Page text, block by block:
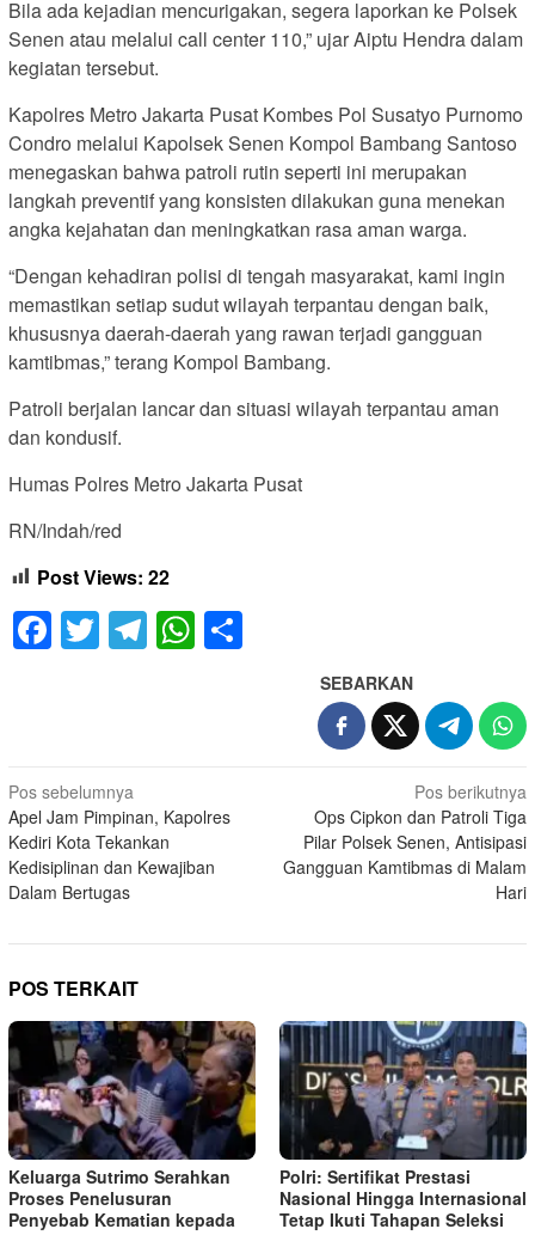
Bila ada kejadian mencurigakan, segera laporkan ke Polsek
Senen atau melalui call center 110,” ujar Aiptu Hendra dalam
kegiatan tersebut.
Kapolres Metro Jakarta Pusat Kombes Pol Susatyo Purnomo
Condro melalui Kapolsek Senen Kompol Bambang Santoso
menegaskan bahwa patroli rutin seperti ini merupakan
langkah preventif yang konsisten dilakukan guna menekan
angka kejahatan dan meningkatkan rasa aman warga.
“Dengan kehadiran polisi di tengah masyarakat, kami ingin
memastikan setiap sudut wilayah terpantau dengan baik,
khususnya daerah-daerah yang rawan terjadi gangguan
kamtibmas,” terang Kompol Bambang.
Patroli berjalan lancar dan situasi wilayah terpantau aman
dan kondusif.
Humas Polres Metro Jakarta Pusat
RN/Indah/red
Post Views: 22
Facebook
TwitterTelegram
WhatsApp
SEBARKAN
Navigasi
pos
Pos sebelumnya
Apel Jam Pimpinan, Kapolres
Kediri Kota Tekankan
Kedisiplinan dan Kewajiban
Dalam Bertugas
Pos berikutnya
Ops Cipkon dan Patroli Tiga
Pilar Polsek Senen, Antisipasi
Gangguan Kamtibmas di Malam
Hari
POS TERKAIT
Keluarga Sutrimo Serahkan
Proses Penelusuran
Penyebab Kematian kepada
Polri: Sertifikat Prestasi
Nasional Hingga Internasional
Tetap Ikuti Tahapan Seleksi